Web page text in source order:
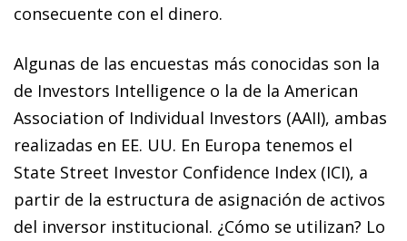
consecuente con el dinero.
Algunas de las encuestas más conocidas son la
de Investors Intelligence o la de la American
Association of Individual Investors (AAII), ambas
realizadas en EE. UU. En Europa tenemos el
State Street Investor Confidence Index (ICI), a
partir de la estructura de asignación de activos
del inversor institucional. ¿Cómo se utilizan? Lo